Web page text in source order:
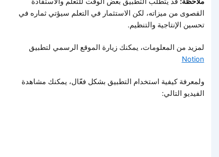
القصوى من ميزاته، لكن الاستثمار في التعلم سيؤتي ثماره في
تحسين الإنتاجية والتنظيم.
لمزيد من المعلومات، يمكنك زيارة الموقع الرسمي لتطبيق
Notion
ولمعرفة كيفية استخدام التطبيق بشكل فعّال، يمكنك مشاهدة
الفيديو التالي: